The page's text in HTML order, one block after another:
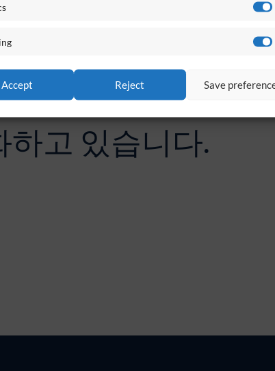
Accept Reject Save
고 있습니다.